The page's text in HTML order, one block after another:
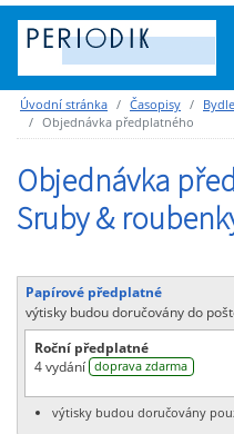
Úvodní stránka Časopisy
Objednávka předplatného
Objednávka
Sruby &
Papírové předplatné
výtisky budou doručovány do
Roční předplatné
4 vydání doprava zdarma
výtisky budou doručovány